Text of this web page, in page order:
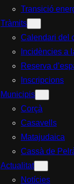
Transició
Tràmits
Calendari del
Incidències a
Reserva
Inscripcions
Municipis
Corçà
Casavells
Matajudaica
Cassà de
Actualitat
Notícies